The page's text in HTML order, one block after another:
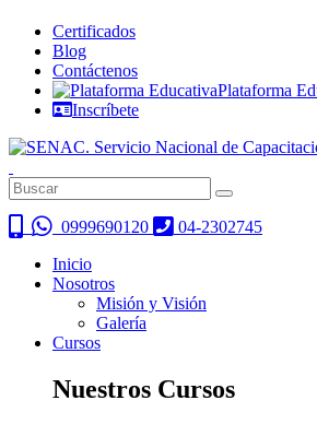
Certificados
Blog
Contáctenos
Plataforma
Inscríbete
0999690120
04-2302745
Inicio
Nosotros
Misión y Visión
Galería
Cursos
Nuestros Cursos